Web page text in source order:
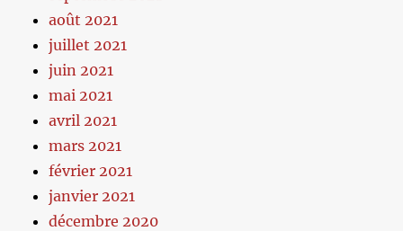
août 2021
juillet 2021
juin 2021
mai 2021
avril 2021
mars 2021
février 2021
janvier 2021
décembre 2020